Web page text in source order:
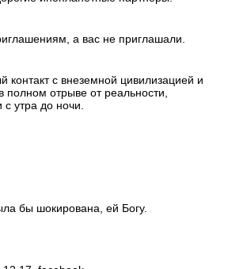
а вас не приглашали.
с внеземной цивилизацией и
полном отрыве от реальности,
с утра до ночи.
бы шокирована, ей Богу.